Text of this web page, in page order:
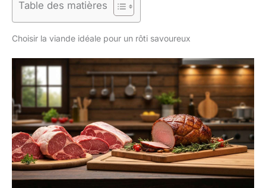
Table des matières
Choisir la viande idéale pour un rôti savoureux